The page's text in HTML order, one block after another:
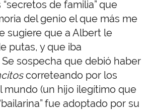
de familia” que
del genio el que más me
sugiere que a Albert le
putas, y que iba
sospecha que debió haber
correteando por los
mundo (un hijo ilegítimo que
fue adoptado por su